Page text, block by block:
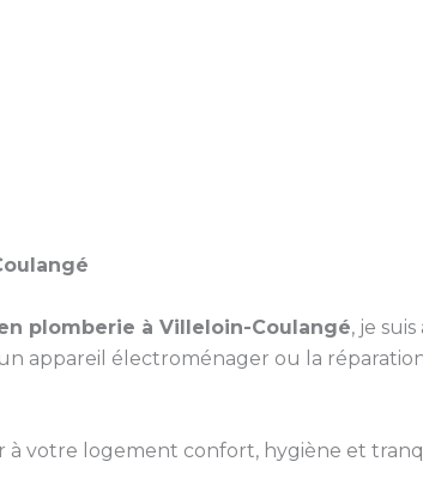
plomberie à Villeloin-Coulangé, je
appareil électroménager ou la réparation
à votre logement confort, hygiène et